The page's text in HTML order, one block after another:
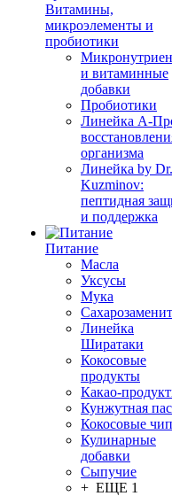
Витамины,
микроэлементы и
пробиотики
и витаминные
добавки
Пробиотики
Линейка А-
организма
Линейка by Dr.
Kuzminov:
пептидная
и поддержка
Питание
Масла
Уксусы
Мука
Линейка
Ширатаки
Кокосовые
продукты
Какао-
Кунжутная
Кокосовые
Кулинарные
добавки
Сыпучие
+ ЕЩЕ 1